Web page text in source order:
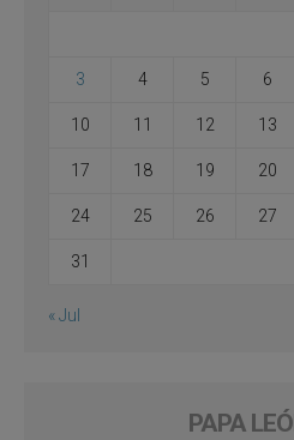
3 4 5 6
10 11 12 13
17 18 19 20
24 25 26 27
31
« Jul
PAPA